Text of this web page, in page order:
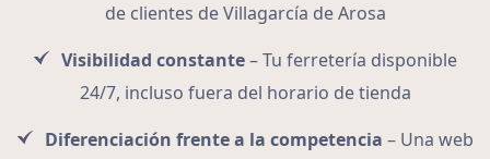
de clientes de Villagarcía de Arosa
Visibilidad constante– Tu ferretería disponible
24/7, incluso fuera del horario de tienda
Diferenciación frente a la competencia – Una web